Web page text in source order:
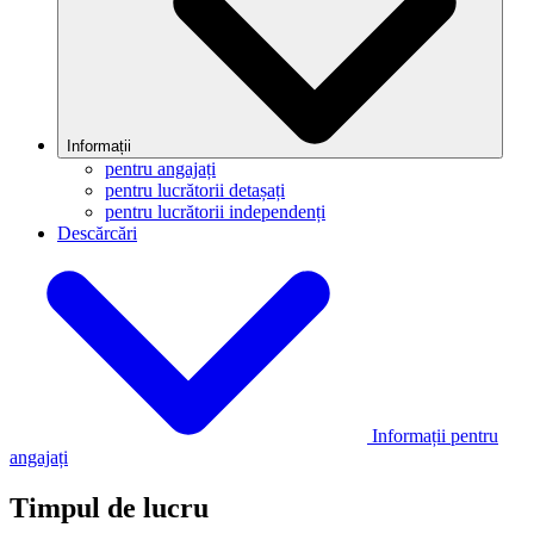
Informații
pentru angajați
pentru lucrătorii detașați
pentru lucrătorii independenți
Descărcări
Informații pentru
angajați
Timpul de lucru